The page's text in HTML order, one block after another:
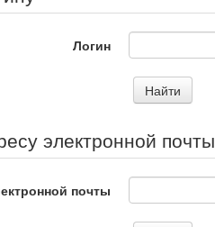
Логин
электронной почты
почты